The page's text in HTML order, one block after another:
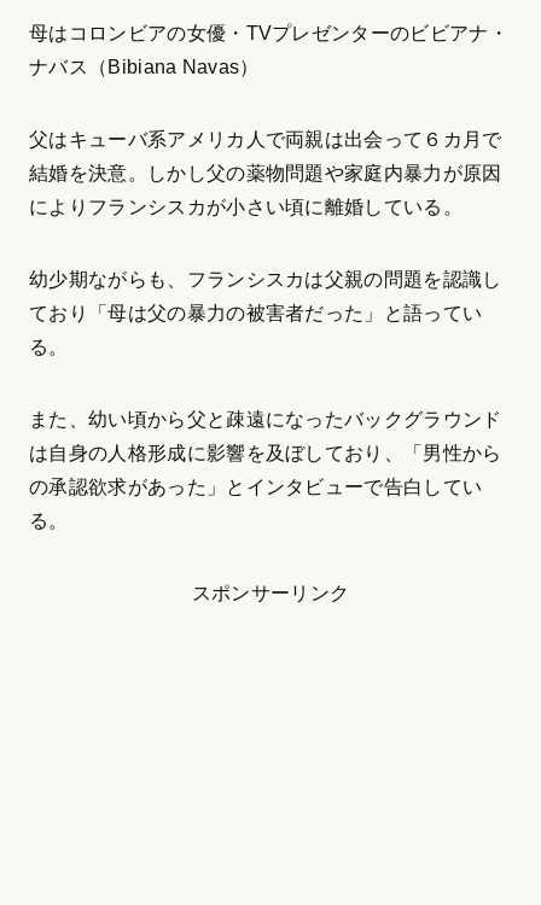
母はコロンビアの女優・TVプレゼンターのビビアナ・
ナバス（Bibiana Navas）
父はキューバ系アメリカ人で両親は出会って６カ月で
結婚を決意。しかし父の薬物問題や家庭内暴力が原因
によりフランシスカが小さい頃に離婚している。
幼少期ながらも、フランシスカは父親の問題を認識し
ており「母は父の暴力の被害者だった」と語ってい
る。
また、幼い頃から父と疎遠になったバックグラウンド
は自身の人格形成に影響を及ぼしており、「男性から
の承認欲求があった」とインタビューで告白してい
る。
スポンサーリンク